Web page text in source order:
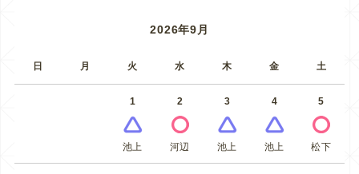
2026年9月
日 月 火 水 木 金 土
1
池上
2
河辺
3
池上
4
池上
5
松下